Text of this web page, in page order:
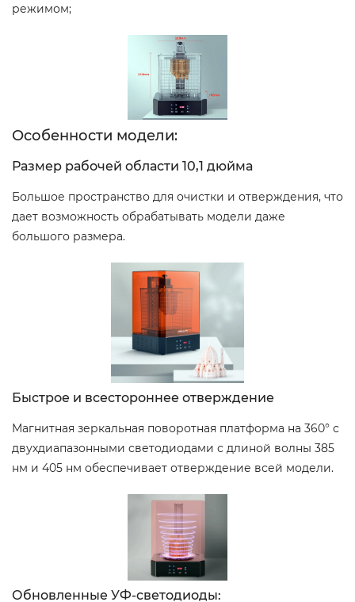
режимом;
Особенности модели:
Размер рабочей области 10,1 дюйма
Большое пространство для очистки и отверждения, что
дает возможность обрабатывать модели даже
большого размера.
Быстрое и всестороннее отверждение
Магнитная зеркальная поворотная платформа на 360° с
двухдиапазонными светодиодами с длиной волны 385
нм и 405 нм обеспечивает отверждение всей модели.
Обновленные УФ-светодиоды: